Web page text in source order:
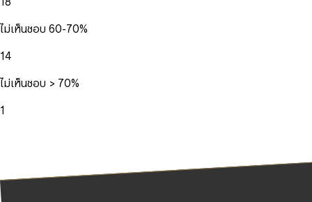
ไม่เห็นชอบ 60-70%
14
ไม่เห็นชอบ > 70%
1